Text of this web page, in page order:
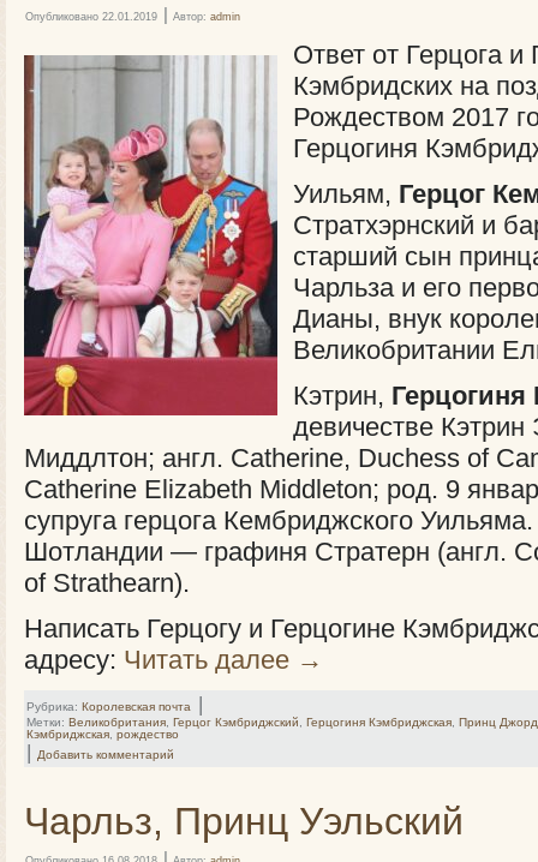
Опубликовано 22.01.2019 | Автор: admin
Ответ от Герцога и
Кэмбридских на
Рождеством 2017
Герцогиня
Уильям, Герцог
Стратхэрнский и
старший сын
Чарльза и его
Дианы, внук
Великобритании
Кэтрин,
девичестве Кэтрин
Миддлтон; англ. Catherine, Duchess of
Catherine Elizabeth Middleton; род. 9
супруга герцога Кембриджского
Шотландии — графиня Стратерн (англ.
of Strathearn).
Написать Герцогу и Герцогине
адресу: Читать далее →
Рубрика: Королевская почта |
Метки: Великобритания Герцог Кэмбриджский Герцогиня Кэмбриджская Принц
Кэмбриджская рождество
| Добавить комментарий
Чарльз, Принц Уэльский
|